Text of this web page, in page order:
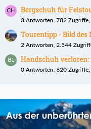
Bergschuh für
3 Antworten, 782
Tourentipp - Bild des
2 Antworten, 2.544
Handschuh verloren:
0 Antworten, 620